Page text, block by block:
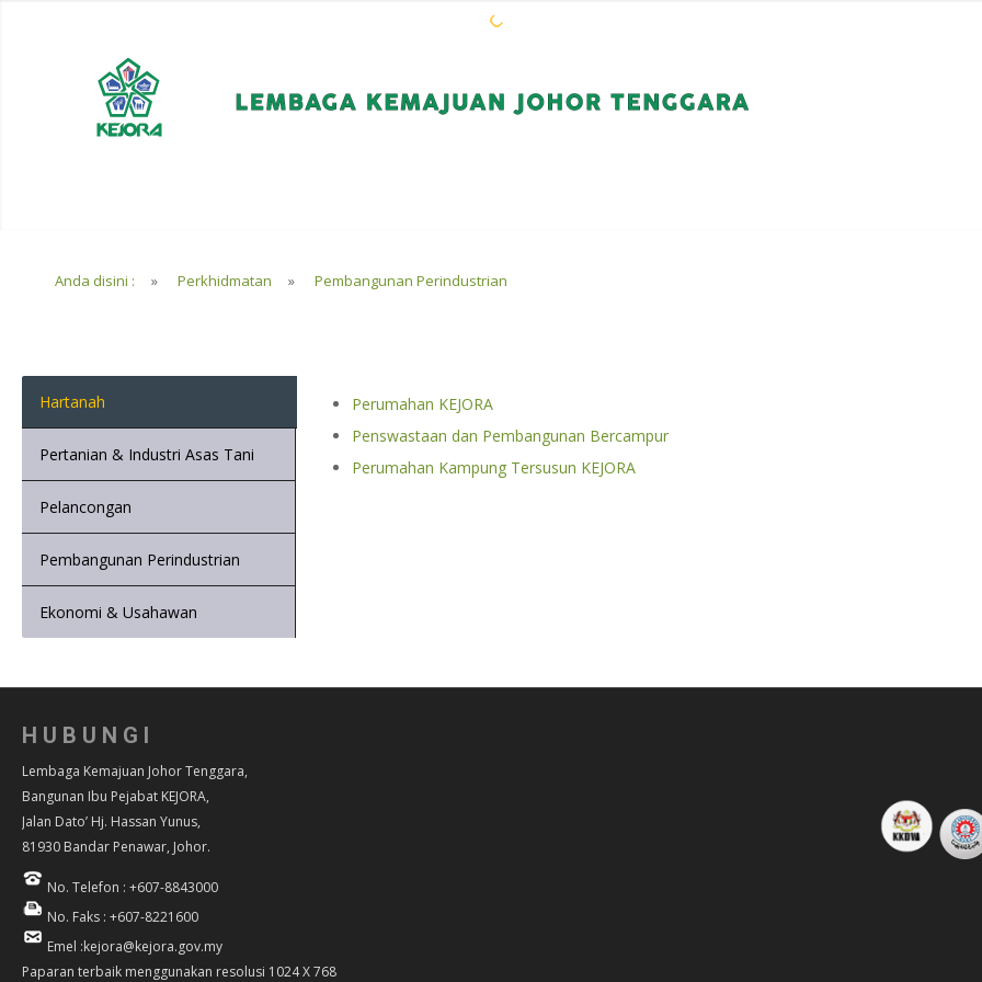
Anda disini : » Perkhidmatan » Pembangunan Perindustrian
Hartanah
Pertanian & Industri Asas Tani
Pelancongan
Pembangunan Perindustrian
Ekonomi & Usahawan
Perumahan KEJORA
Penswastaan dan Pembangunan Bercampur
Perumahan Kampung Tersusun KEJORA
HUBUNGI
Lembaga Kemajuan Johor Tenggara,
Bangunan Ibu Pejabat KEJORA,
Jalan Dato’ Hj. Hassan Yunus,
81930 Bandar Penawar, Johor.
No. Telefon : +607-8843000
No. Faks : +607-8221600
Emel :kejora@kejora.gov.my
Paparan terbaik menggunakan resolusi 1024 X 768